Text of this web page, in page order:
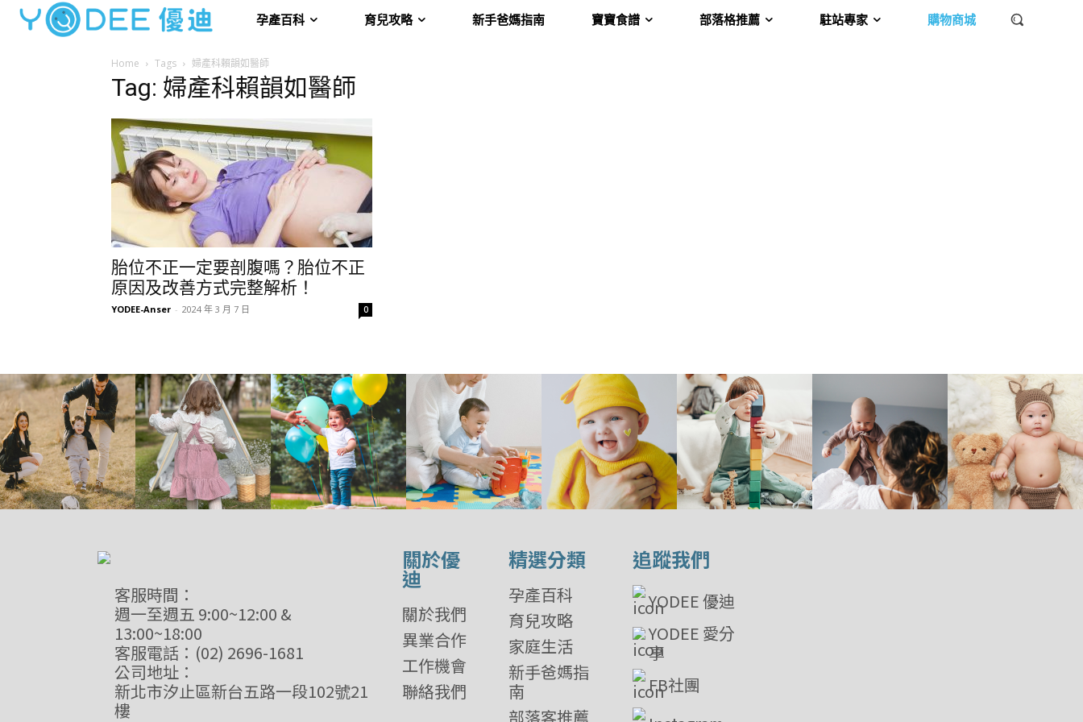
孕產百科 育兒攻略 新手爸媽指南 寶寶食譜 部落格推薦 駐站專家 購物商城
Home Tags 婦產科賴韻如醫師
Tag: 婦產科賴韻如醫師
胎位不正一定要剖腹嗎？胎位不正
原因及改善方式完整解析！
YODEE-Anser - 2024 年 3 月 7 日 0
客服時間：
週一至週五 9:00~12:00 &
13:00~18:00
客服電話：(02) 2696-1681
公司地址：
新北市汐止區新台五路一段102號21
樓
關於優
迪
關於我們
異業合作
工作機會
聯絡我們
精選分類
孕產百科
育兒攻略
家庭生活
新手爸媽指
南
部落客推薦
追蹤我們
YODEE 優迪
YODEE 愛分
享
FB社團